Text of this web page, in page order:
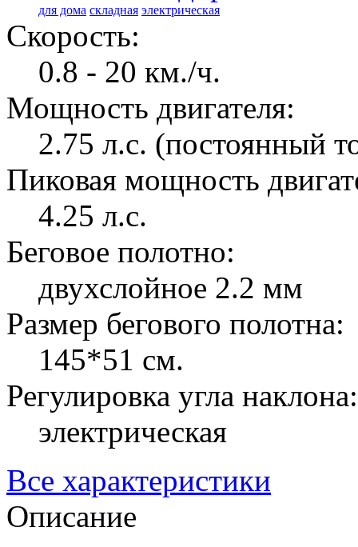
для дома складная электрическая
Скорость:
0.8 - 20 км./ч.
Мощность двигателя:
2.75 л.с. (постоянный
Пиковая мощность
4.25 л.с.
Беговое полотно:
двухслойное 2.2 мм
Размер бегового полотна:
145*51 см.
Регулировка угла наклона:
электрическая
Все характеристики
Описание